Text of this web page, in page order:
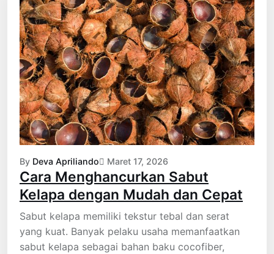
By Deva Apriliando Maret 17, 2026
Cara Menghancurkan Sabut
Kelapa dengan Mudah dan Cepat
Sabut kelapa memiliki tekstur tebal dan serat
yang kuat. Banyak pelaku usaha memanfaatkan
sabut kelapa sebagai bahan baku cocofiber,